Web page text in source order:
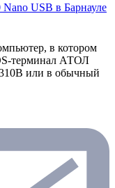
Nano USB в Барнауле
в котором
терминал АТОЛ
или в обычный